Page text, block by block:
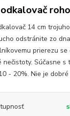
14 cm
odstránite zo
prierezu
nečistoty. Súčasne s
- 20%. Nie je